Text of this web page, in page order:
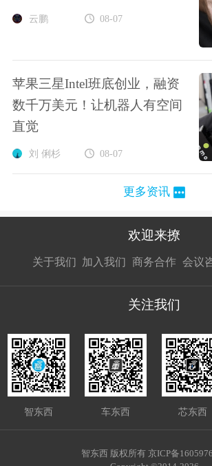
云鹏 08-07
苹果三星Intel班底创业，融资
数千万美元！让机器人有空间
直觉
刘 俐杉 08-07
更多资讯
欢迎来撩
关于我们 加入我们
接扔简历
商务合作
接开聊
会议
关注我们
智东西 车东西 芯东西
智东西 版权所有 京ICP备